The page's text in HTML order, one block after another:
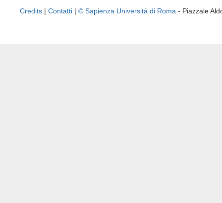
Credits | Contatti | © Sapienza Università di Roma - Piazzale